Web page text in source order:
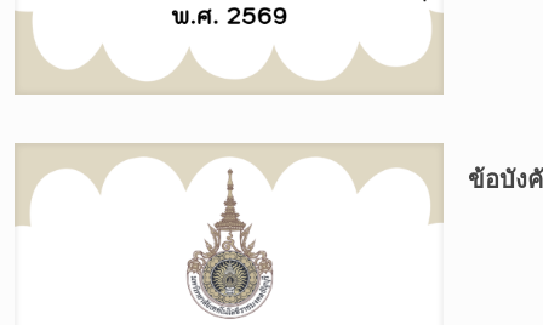
ข้อบัง